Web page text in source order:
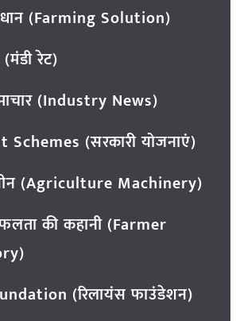
(Farming Solution)
रेट)
(Industry News)
(सरकारी योजनाएं)
(Agriculture Machinery)
की कहानी (Farmer
(रिलायंस फाउंडेशन)